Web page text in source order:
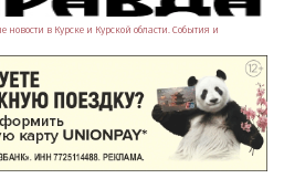
новости в Курске и Курской области. События и